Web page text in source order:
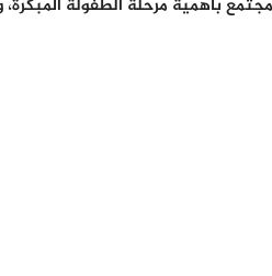
بأهمية مرحلة الطفولة